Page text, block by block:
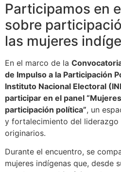
Participamos en
sobre
las mujeres
En el marco de la
de Impulso a la Participación
Instituto Nacional Electoral
participar en el panel
participación política”, un
y fortalecimiento del liderazgo
originarios.
Durante el encuentro, se
mujeres indígenas que, desde